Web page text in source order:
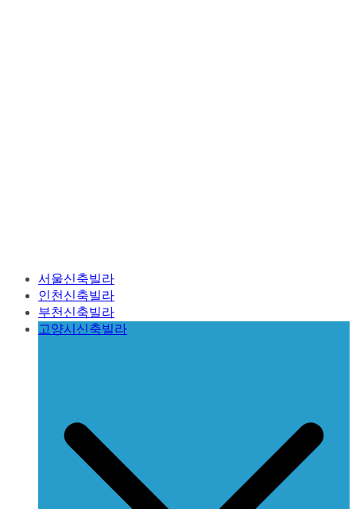
서울신축빌라
인천신축빌라
부천신축빌라
고양시신축빌라